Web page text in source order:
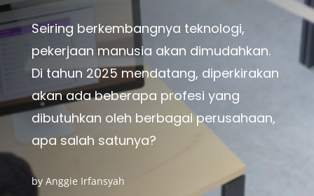
Seiring berkembangnya teknologi,
pekerjaan manusia akan dimudahkan.
Di tahun 2025 mendatang, diperkirakan
akan ada beberapa profesi yang
dibutuhkan oleh berbagai perusahaan,
apa salah satunya?
by Anggie Irfansyah